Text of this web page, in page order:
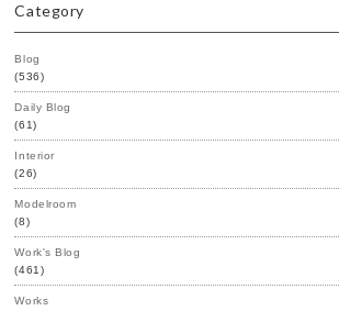
Category
Blog
(536)
Daily Blog
(61)
Interior
(26)
Modelroom
(8)
Work's Blog
(461)
Works